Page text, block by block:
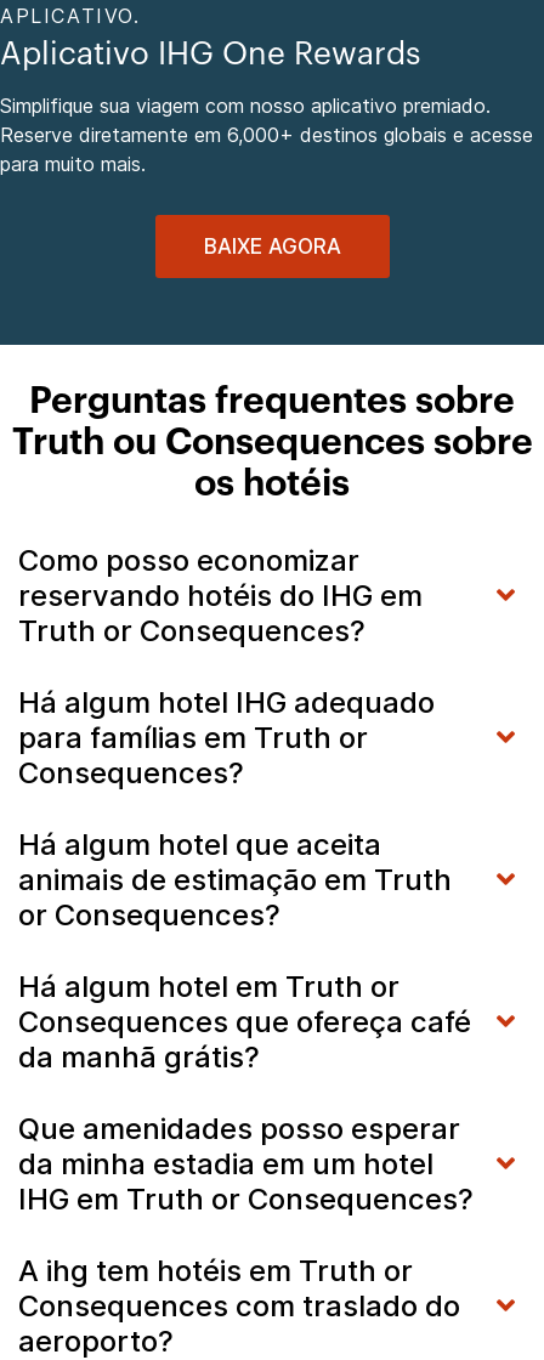
APLICATIVO.
Aplicativo IHG One Rewards
Simplifique sua viagem com nosso aplicativo premiado.
Reserve diretamente em 6,000+ destinos globais e acesse
para muito mais.
BAIXE AGORA
Perguntas frequentes sobre
Truth ou Consequences sobre
os hotéis
Como posso economizar
reservando hotéis do IHG em
Truth or Consequences?
Há algum hotel IHG adequado
para famílias em Truth or
Consequences?
Há algum hotel que aceita
animais de estimação em Truth
or Consequences?
Há algum hotel em Truth or
Consequences que ofereça café
da manhã grátis?
Que amenidades posso esperar
da minha estadia em um hotel
IHG em Truth or Consequences?
A ihg tem hotéis em Truth or
Consequences com traslado do
aeroporto?